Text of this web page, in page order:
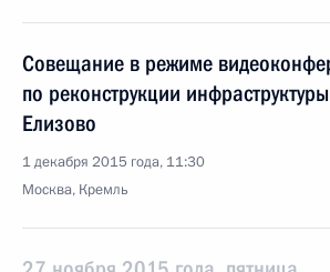
Совещание в режиме
по реконструкции
Елизово
1 декабря 2015 года, 11:30
Москва, Кремль